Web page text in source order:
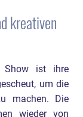
kreativen
Show ist ihre
um die
machen. Die
wieder von